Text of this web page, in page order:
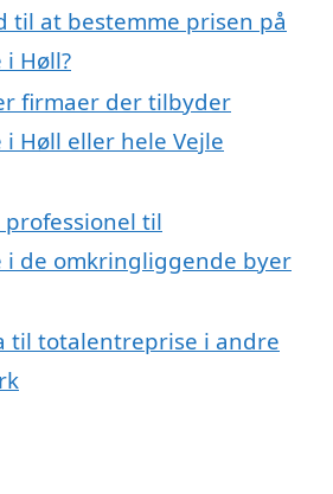
til at bestemme prisen på
Høll?
firmaer der tilbyder
Høll eller hele Vejle
professionel til
de omkringliggende byer
til totalentreprise i andre